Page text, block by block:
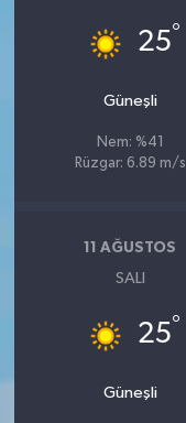
25°
Güneşli
Nem: %41
Rüzgar: 6.89 m/s
11 AĞUSTOS
SALI
25°
Güneşli